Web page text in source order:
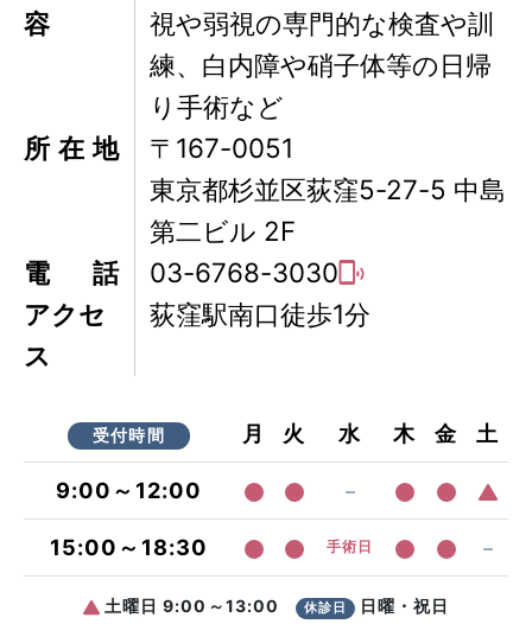
容
視や弱視の専門的な検査や訓
練、白内障や硝子体等の日帰
り手術など
所在地
〒167-0051
東京都杉並区荻窪5-27-5 中島
第二ビル 2F
電話
03-6768-3030
アクセ
ス
荻窪駅南口徒歩1分